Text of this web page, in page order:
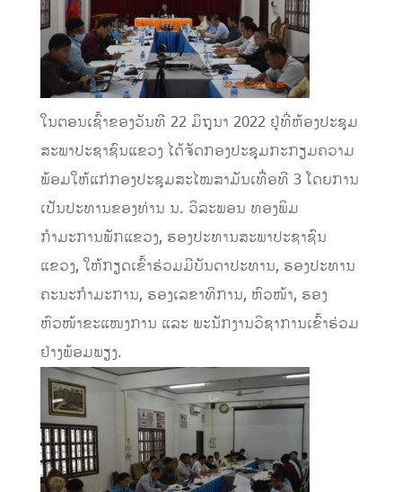
ໃນຕອນເຊົ້າຂອງວັນທີ 22 ມິຖຸນາ 2022 ຢູ່ທີ່ຫ້ອງປະຊຸມ
ສະພາປະຊາຊົນແຂວງ ໄດ້ຈັດກອງປະຊຸມກະກຽມຄວາມ
ພ້ອມໃຫ້ແກ່ກອງປະຊຸມສະໄໝສາມັນເທື່ອທີ 3 ໂດຍການ
ເປັນປະທານຂອງທ່ານ ນ. ວິລະພອນ ທອງພິມ
ກຳມະການພັກແຂວງ, ຮອງປະທານສະພາປະຊາຊົນ
ແຂວງ, ໃຫ້ກຽດເຂົ້າຮ່ວມມີບັນດາປະທານ, ຮອງປະທານ
ຄະນະກໍາມະການ, ຮອງເລຂາທິການ, ຫົວໜ້າ, ຮອງ
ຫົວໜ້າຂະແໜງການ ແລະ ພະນັກງານວິຊາການເຂົ້າຮ່ວມ
ຢ່າງພ້ອມພຽງ.